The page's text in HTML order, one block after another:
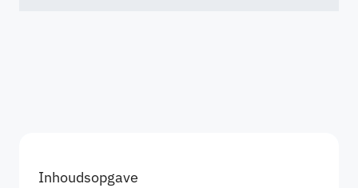
Inhoudsopgave